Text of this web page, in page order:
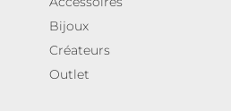
Bijoux
Créateurs
Outlet